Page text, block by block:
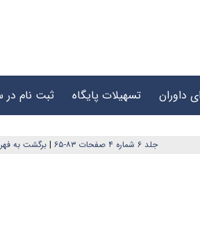
داوران تسهیلات پایگاه ثبت نام در
جلد ۶ شماره ۴ صفحات ۸۳-۶۵ | برگشت به